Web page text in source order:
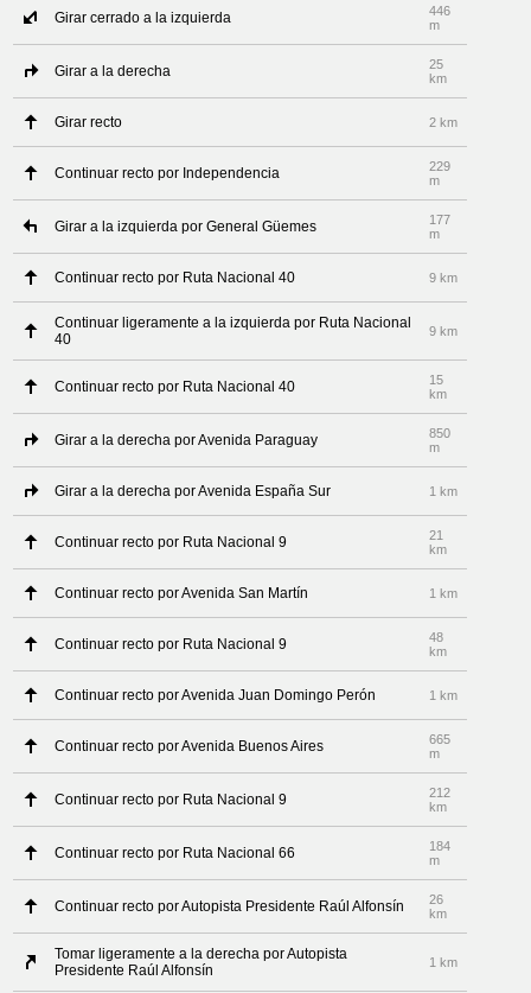
Girar cerrado a la izquierda
446
m
Girar a la derecha
25
km
Girar recto 2 km
Continuar recto por Independencia
229
m
Girar a la izquierda por General Güemes
177
m
Continuar recto por Ruta Nacional 40 9 km
Continuar ligeramente a la izquierda por Ruta Nacional
40
9 km
Continuar recto por Ruta Nacional 40
15
km
Girar a la derecha por Avenida Paraguay
850
m
Girar a la derecha por Avenida España Sur 1 km
Continuar recto por Ruta Nacional 9
21
km
Continuar recto por Avenida San Martín 1 km
Continuar recto por Ruta Nacional 9
48
km
Continuar recto por Avenida Juan Domingo Perón 1 km
Continuar recto por Avenida Buenos Aires
665
m
Continuar recto por Ruta Nacional 9
212
km
Continuar recto por Ruta Nacional 66
184
m
Continuar recto por Autopista Presidente Raúl Alfonsín
26
km
Tomar ligeramente a la derecha por Autopista
Presidente Raúl Alfonsín
1 km